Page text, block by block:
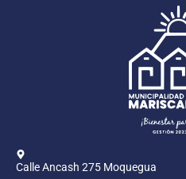
Calle Ancash 275 Moquegua